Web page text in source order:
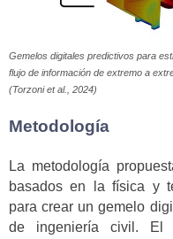
Gemelos digitales predictivos para
flujo de información de extremo a
(Torzoni et al., 2024)
Metodología
La metodología
basados en la física y
para crear un gemelo
de ingeniería civil. El